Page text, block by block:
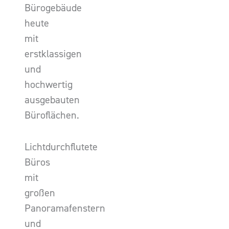
Bürogebäude
heute
mit
erstklassigen
und
hochwertig
ausgebauten
Büroflächen.
Lichtdurchflutete
Büros
mit
großen
Panoramafenstern
und